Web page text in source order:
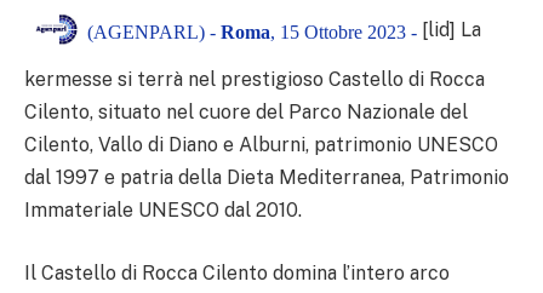
(AGENPARL) - Roma, 15 Ottobre 2023 - [lid] La
kermesse si terrà nel prestigioso Castello di Rocca
Cilento, situato nel cuore del Parco Nazionale del
Cilento, Vallo di Diano e Alburni, patrimonio UNESCO
dal 1997 e patria della Dieta Mediterranea, Patrimonio
Immateriale UNESCO dal 2010.
Il Castello di Rocca Cilento domina l’intero arco